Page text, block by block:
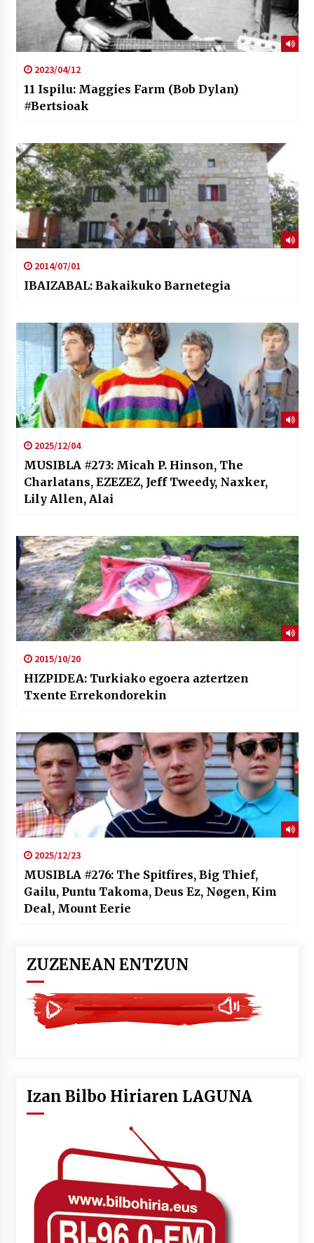
2023/04/12
11 Ispilu: Maggies Farm (Bob Dylan)
#Bertsioak
2014/07/01
IBAIZABAL: Bakaikuko Barnetegia
2025/12/04
MUSIBLA #273: Micah P. Hinson, The
Charlatans, EZEZEZ, Jeff Tweedy, Naxker,
Lily Allen, Alai
2015/10/20
HIZPIDEA: Turkiako egoera aztertzen
Txente Errekondorekin
2025/12/23
MUSIBLA #276: The Spitfires, Big Thief,
Gailu, Puntu Takoma, Deus Ez, Nøgen, Kim
Deal, Mount Eerie
ZUZENEAN ENTZUN
Izan Bilbo Hiriaren LAGUNA